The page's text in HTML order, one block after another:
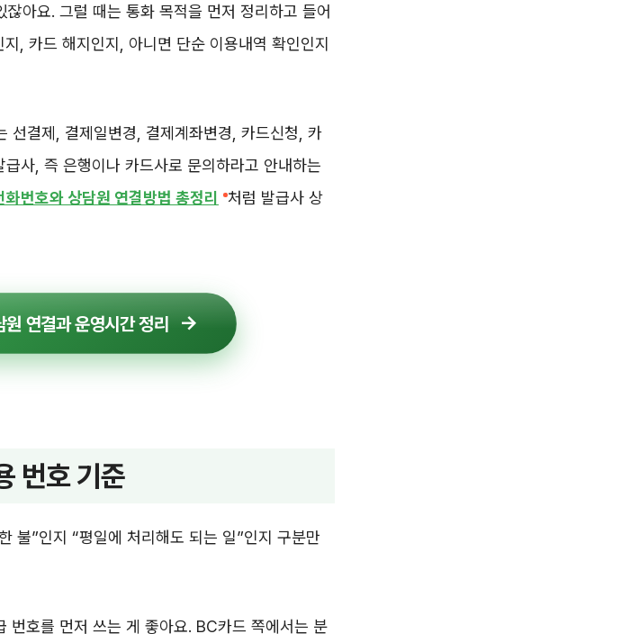
아요. 그럴 때는 통화 목적을 먼저 정리하고 들어
, 카드 해지인지, 아니면 단순 이용내역 확인인지
선결제, 결제일변경, 결제계좌변경, 카드신청, 카
사, 즉 은행이나 카드사로 문의하라고 안내하는
번호와 상담원 연결방법 총정리
처럼 발급사 상
연결과 운영시간 정리
번호 기준
불”인지 “평일에 처리해도 되는 일”인지 구분만
번호를 먼저 쓰는 게 좋아요. BC카드 쪽에서는 분